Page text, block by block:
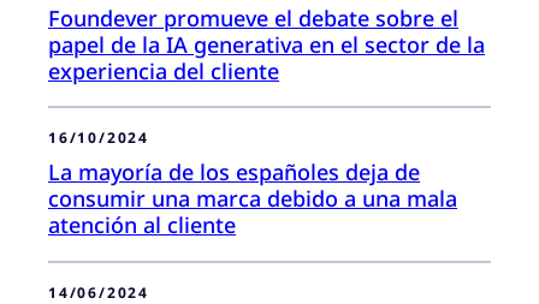
Foundever promueve el debate sobre el
papel de la IA generativa en el sector de la
experiencia del cliente
16/10/2024
La mayoría de los españoles deja de
consumir una marca debido a una mala
atención al cliente
14/06/2024